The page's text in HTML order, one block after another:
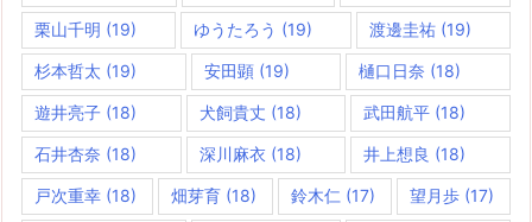
栗山千明 (19) ゆうたろう (19) 渡邊圭祐 (19)
杉本哲太 (19) 安田顕 (19) 樋口日奈 (18)
遊井亮子 (18) 犬飼貴丈 (18) 武田航平 (18)
石井杏奈 (18) 深川麻衣 (18) 井上想良 (18)
戸次重幸 (18) 畑芽育 (18) 鈴木仁 (17) 望月歩 (17)